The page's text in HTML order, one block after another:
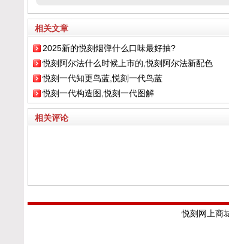
相关文章
2025新的悦刻烟弹什么口味最好抽?
悦刻阿尔法什么时候上市的,悦刻阿尔法新配色
悦刻一代知更鸟蓝,悦刻一代鸟蓝
悦刻一代构造图,悦刻一代图解
相关评论
悦刻网上商